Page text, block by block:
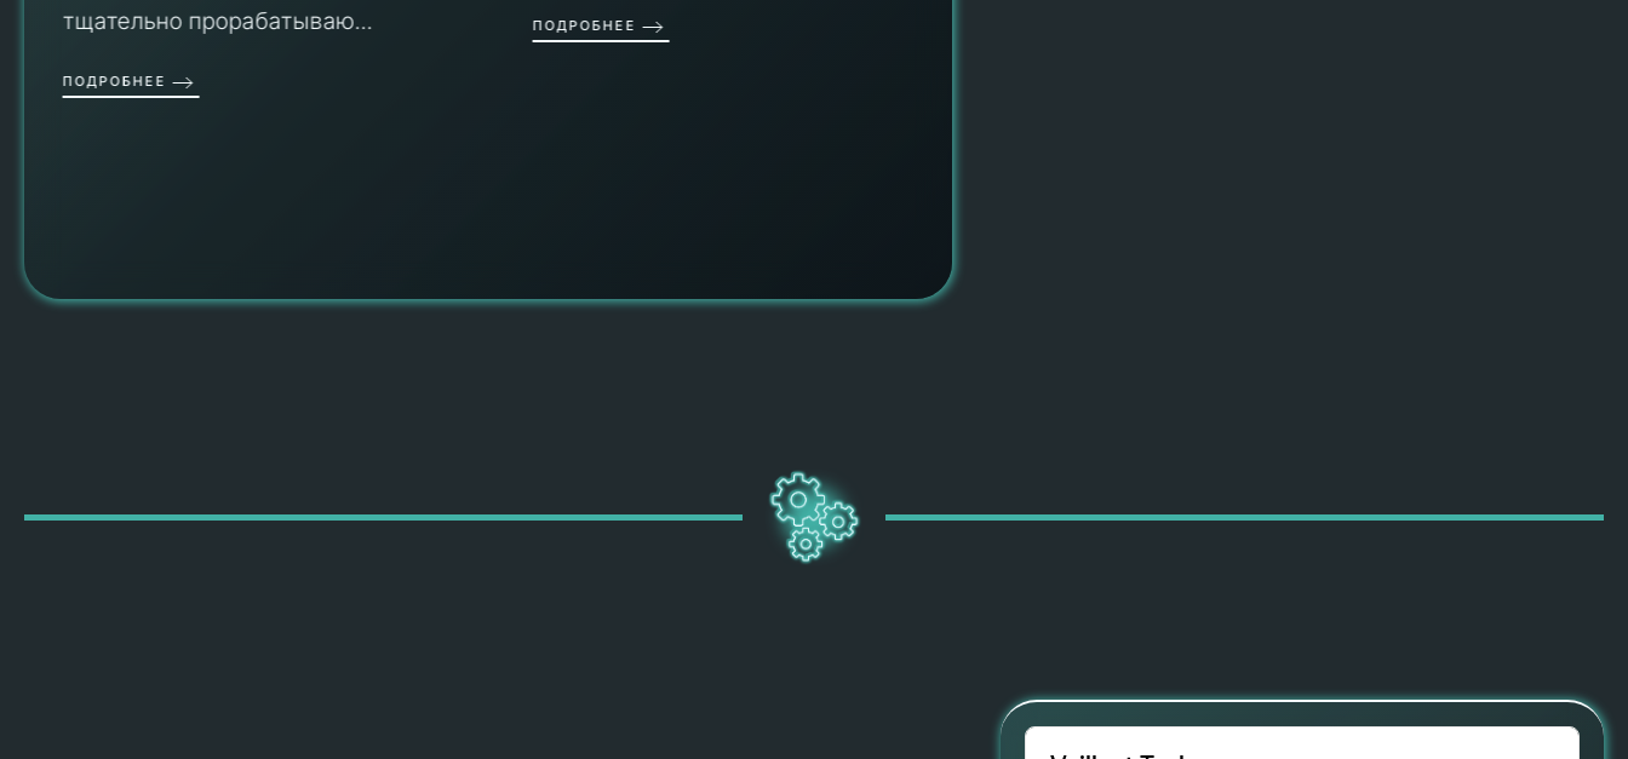
тщательно прорабатываю...
ПОДРОБНЕЕ
ПОДРОБНЕЕ